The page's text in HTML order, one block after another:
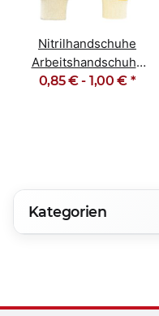
Nitrilhandschuhe
Arbeitshandschuhe
Gartenhandschuhe
0,85 € - 1,00 € *
Kategorien